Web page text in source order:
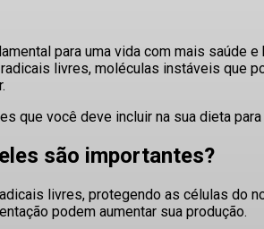
para uma vida com mais
livres, moléculas instáveis
que você deve incluir na sua dieta
são importantes?
livres, protegendo as células do
podem aumentar sua produção.